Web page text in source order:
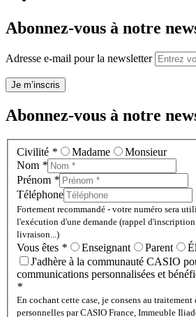
Abonnez-vous à notre
Adresse e-mail pour la newsletter
Je m’inscris
Abonnez-vous à notre
Civilité * Madame
Monsieur
Nom *
Prénom *
Téléphone
Fortement recommandé - votre numéro sera
l'exécution d'une demande (rappel
livraison...)
Vous êtes * Enseignant Parent
J'adhère à la communauté CASIO
communications personnalisées et
*
En cochant cette case, je consens au traitement
personnelles par CASIO France, Immeuble